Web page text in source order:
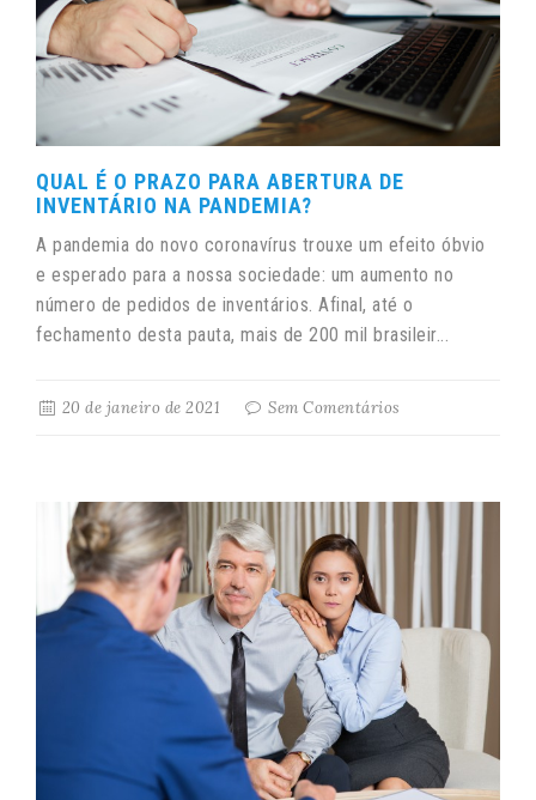
QUAL É O PRAZO PARA ABERTURA DE
INVENTÁRIO NA PANDEMIA?
A pandemia do novo coronavírus trouxe um efeito óbvio
e esperado para a nossa sociedade: um aumento no
número de pedidos de inventários. Afinal, até o
fechamento desta pauta, mais de 200 mil brasileir...
20 de janeiro de 2021 Sem Comentários